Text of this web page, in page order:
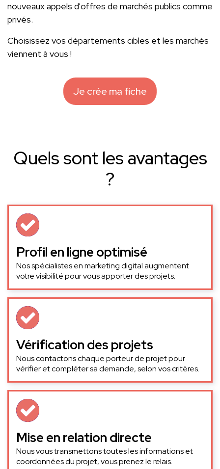
nouveaux appels d'offres de marchés publics comme
privés.
Choisissez vos départements cibles et les marchés
viennent à vous !
Je crée ma fiche
Quels sont les avantages
?
Profil en ligne optimisé
Nos spécialistes en marketing digital augmentent
votre visibilité pour vous apporter des projets.
Vérification des projets
Nous contactons chaque porteur de projet pour
vérifier et compléter sa demande, selon vos critères.
Mise en relation directe
Nous vous transmettons toutes les informations et
coordonnées du projet, vous prenez le relais.